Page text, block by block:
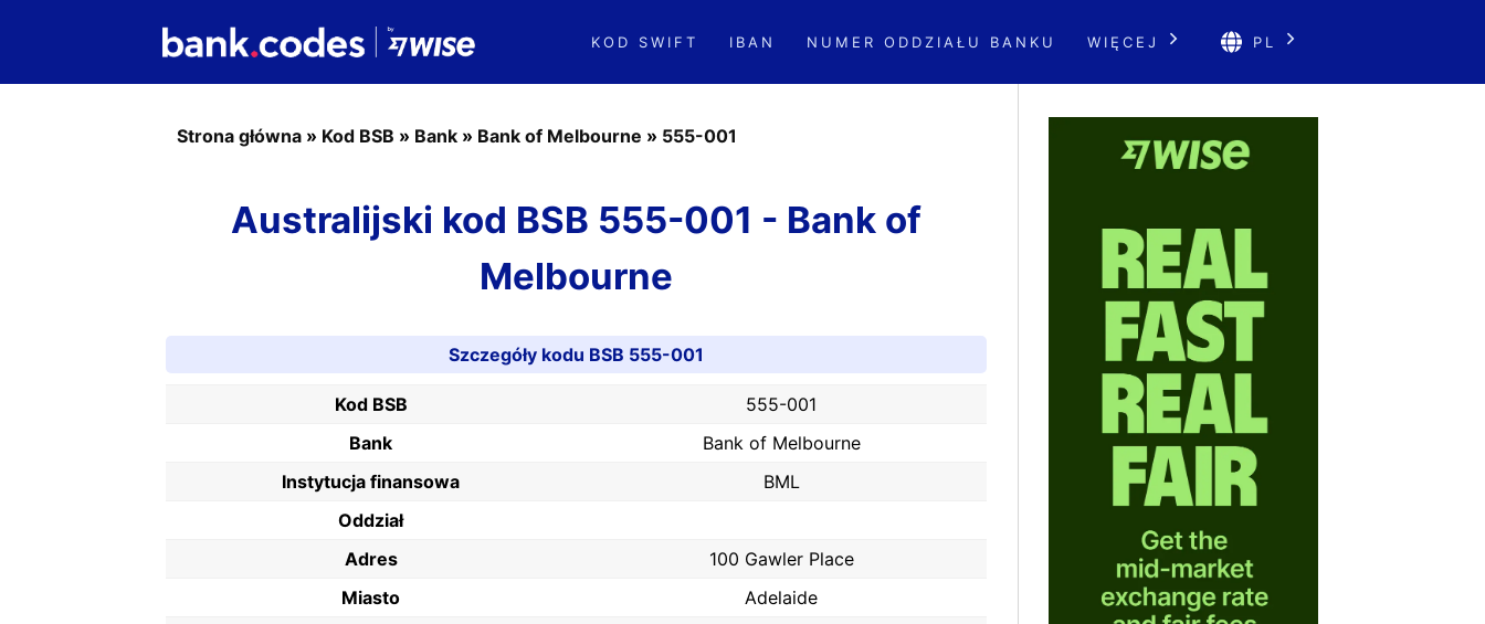
KOD SWIFT IBAN NUMER ODDZIAŁU BANKU WIĘCEJ PL
Strona główna » Kod BSB » Bank » Bank of Melbourne » 555-001
Australijski kod BSB 555-001 - Bank of
Melbourne
Szczegóły kodu BSB 555-001
Kod BSB
555-001
Bank
Bank of Melbourne
Instytucja finansowa
BML
Oddział
Adres
100 Gawler Place
Miasto
Adelaide